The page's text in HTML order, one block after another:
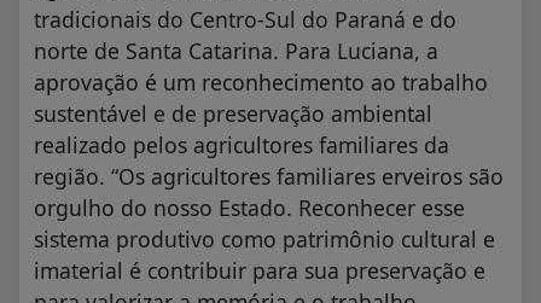
tradicionais do Centro-Sul do Paraná e do
norte de Santa Catarina. Para Luciana, a
aprovação é um reconhecimento ao trabalho
sustentável e de preservação ambiental
realizado pelos agricultores familiares da
região. “Os agricultores familiares erveiros são
orgulho do nosso Estado. Reconhecer esse
sistema produtivo como patrimônio cultural e
imaterial é contribuir para sua preservação e